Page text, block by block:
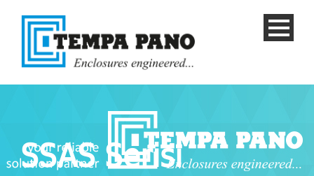
SSAS Serisi